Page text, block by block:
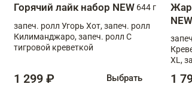
Горячий лайк набор NEW 644 г
запеч. ролл Угорь Хот, запеч. ролл
Килиманджаро, запеч. ролл С
тигровой креветкой
1 299 ₽ Выбрать
NEW
XL,
1